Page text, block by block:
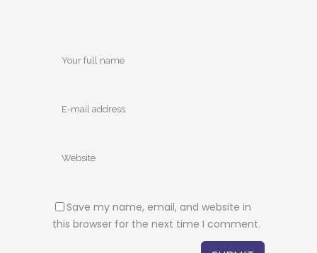
Save my name, email, and website in
this browser for the next time I comment.